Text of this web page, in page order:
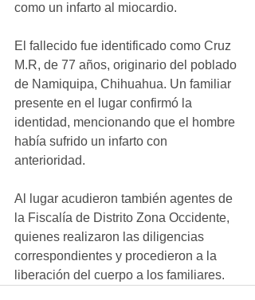
como un infarto al miocardio.
El fallecido fue identificado como Cruz
M.R, de 77 años, originario del poblado
de Namiquipa, Chihuahua. Un familiar
presente en el lugar confirmó la
identidad, mencionando que el hombre
había sufrido un infarto con
anterioridad.
Al lugar acudieron también agentes de
la Fiscalía de Distrito Zona Occidente,
quienes realizaron las diligencias
correspondientes y procedieron a la
liberación del cuerpo a los familiares.